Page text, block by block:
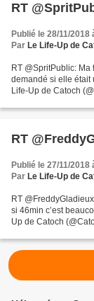
RT
Publié le 28/11/2018
Par Le Life-Up de
RT @SpritPublic:
demandé si elle
Life-Up de Catoch
RT
Publié le 27/11/2018
Par Le Life-Up de
RT
si 46min c’est
Up de Catoch